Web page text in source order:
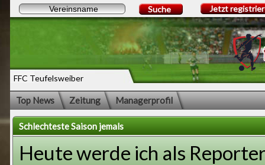
FFC Teufelsweiber
Suche Jetzt
Top News Zeitung Managerprofil
Schlechteste Saison jemals
Heute werde ich als